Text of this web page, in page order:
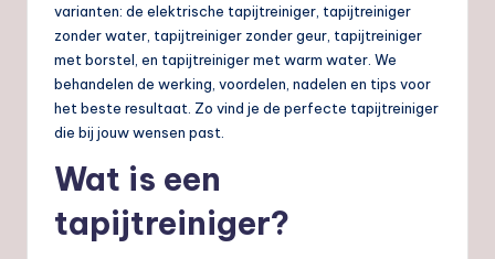
varianten: de elektrische tapijtreiniger, tapijtreiniger
zonder water, tapijtreiniger zonder geur, tapijtreiniger
met borstel, en tapijtreiniger met warm water. We
behandelen de werking, voordelen, nadelen en tips voor
het beste resultaat. Zo vind je de perfecte tapijtreiniger
die bij jouw wensen past.
Wat is een
tapijtreiniger?